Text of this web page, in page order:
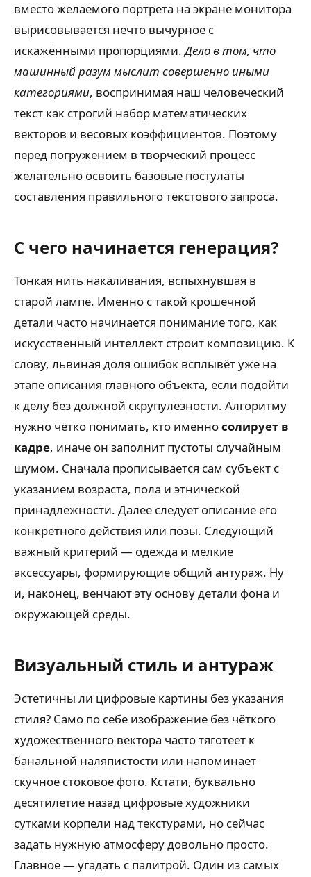
вместо желаемого портрета на экране монитора
вырисовывается нечто вычурное с
искажёнными пропорциями.Дело в том, что
машинный разум мыслит совершенно иными
категориями, воспринимая наш человеческий
текст как строгий набор математических
векторов и весовых коэффициентов. Поэтому
перед погружением в творческий процесс
желательно освоить базовые постулаты
составления правильного текстового запроса.
С чего начинается генерация?
Тонкая нить накаливания, вспыхнувшая в
старой лампе. Именно с такой крошечной
детали часто начинается понимание того, как
искусственный интеллект строит композицию. К
слову, львиная доля ошибок всплывёт уже на
этапе описания главного объекта, если подойти
к делу без должной скрупулёзности. Алгоритму
нужно чётко понимать, кто именносолирует в
кадре, иначе он заполнит пустоты случайным
шумом. Сначала прописывается сам субъект с
указанием возраста, пола и этнической
принадлежности. Далее следует описание его
конкретного действия или позы. Следующий
важный критерий — одежда и мелкие
аксессуары, формирующие общий антураж. Ну
и, наконец, венчают эту основу детали фона и
окружающей среды.
Визуальный стиль и антураж
Эстетичны ли цифровые картины без указания
стиля? Само по себе изображение без чёткого
художественного вектора часто тяготеет к
банальной наляпистости или напоминает
скучное стоковое фото. Кстати, буквально
десятилетие назад цифровые художники
сутками корпели над текстурами, но сейчас
задать нужную атмосферу довольно просто.
Главное — угадать с палитрой. Один из самых